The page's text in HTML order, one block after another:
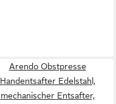
Arendo Obstpresse
Handentsafter Edelstahl,
mechanischer Entsafter,